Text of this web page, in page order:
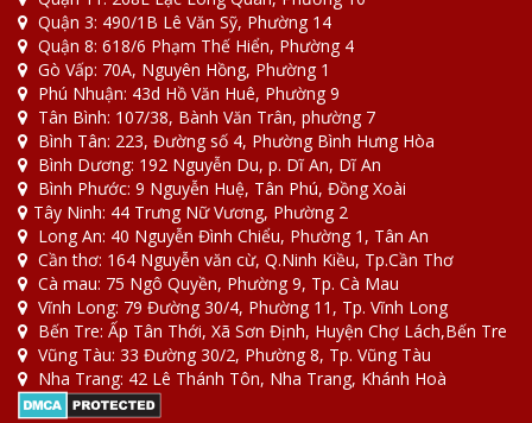
Quận 3: 490/1B Lê Văn Sỹ, Phường 14
Quận 8: 618/6 Phạm Thế Hiển, Phường 4
Gò Vấp: 70A, Nguyên Hồng, Phường 1
Phú Nhuận: 43d Hồ Văn Huê, Phường 9
Tân Bình: 107/38, Bành Văn Trân, phường 7
Bình Tân: 223, Đường số 4, Phường Bình Hưng Hòa
Bình Dương: 192 Nguyễn Du, p. Dĩ An, Dĩ An
Bình Phước: 9 Nguyễn Huệ, Tân Phú, Đồng Xoài
Tây Ninh: 44 Trưng Nữ Vương, Phường 2
Long An: 40 Nguyễn Đình Chiểu, Phường 1, Tân An
Cần thơ: 164 Nguyễn văn cừ, Q.Ninh Kiều, Tp.Cần Thơ
Cà mau: 75 Ngô Quyền, Phường 9, Tp. Cà Mau
Vĩnh Long: 79 Đường 30/4, Phường 11, Tp. Vĩnh Long
Bến Tre: Ấp Tân Thới, Xã Sơn Định, Huyện Chợ Lách,Bến Tre
Vũng Tàu: 33 Đường 30/2, Phường 8, Tp. Vũng Tàu
Nha Trang: 42 Lê Thánh Tôn, Nha Trang, Khánh Hoà